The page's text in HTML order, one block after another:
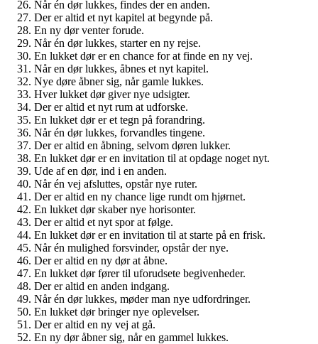
Når én dør lukkes, findes der en anden.
Der er altid et nyt kapitel at begynde på.
En ny dør venter forude.
Når én dør lukkes, starter en ny rejse.
En lukket dør er en chance for at finde en ny vej.
Når en dør lukkes, åbnes et nyt kapitel.
Nye døre åbner sig, når gamle lukkes.
Hver lukket dør giver nye udsigter.
Der er altid et nyt rum at udforske.
En lukket dør er et tegn på forandring.
Når én dør lukkes, forvandles tingene.
Der er altid en åbning, selvom døren lukker.
En lukket dør er en invitation til at opdage noget nyt.
Ude af en dør, ind i en anden.
Når én vej afsluttes, opstår nye ruter.
Der er altid en ny chance lige rundt om hjørnet.
En lukket dør skaber nye horisonter.
Der er altid et nyt spor at følge.
En lukket dør er en invitation til at starte på en frisk.
Når én mulighed forsvinder, opstår der nye.
Der er altid en ny dør at åbne.
En lukket dør fører til uforudsete begivenheder.
Der er altid en anden indgang.
Når én dør lukkes, møder man nye udfordringer.
En lukket dør bringer nye oplevelser.
Der er altid en ny vej at gå.
En ny dør åbner sig, når en gammel lukkes.